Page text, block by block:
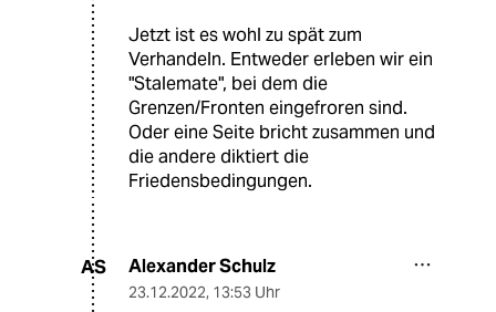
Jetzt ist es wohl zu spät zum
Verhandeln. Entweder erleben wir ein
"Stalemate", bei dem die
Grenzen/Fronten eingefroren sind.
Oder eine Seite bricht zusammen und
die andere diktiert die
Friedensbedingungen.
AS Alexander Schulz
23.12.2022, 13:53 Uhr